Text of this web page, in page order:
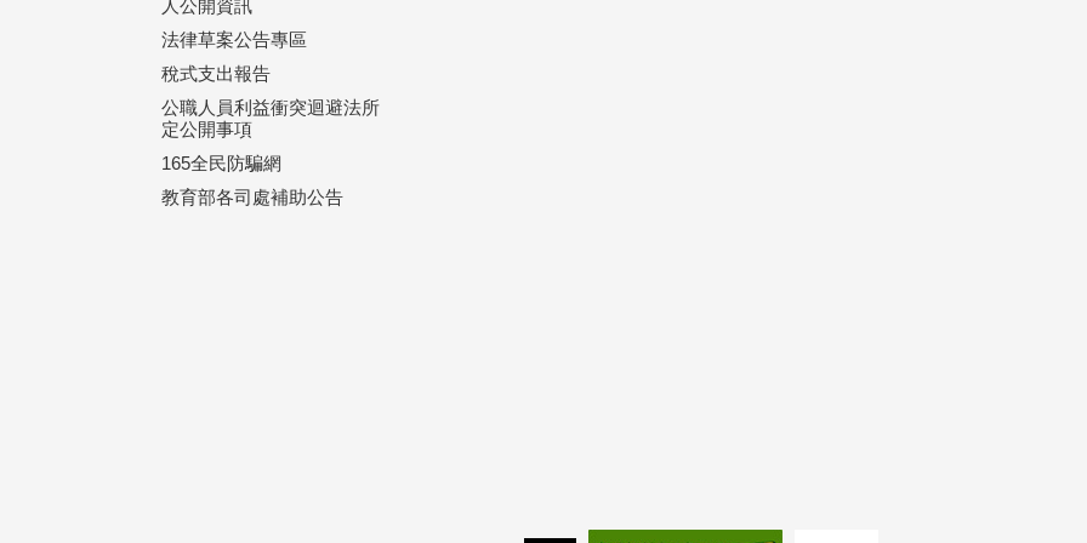
人公開資訊
法律草案公告專區
稅式支出報告
公職人員利益衝突迴避法所
定公開事項
165全民防騙網
教育部各司處補助公告